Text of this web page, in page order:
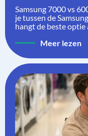
Samsung 7000 vs
je tussen de
hangt de beste optie
Meer lezen